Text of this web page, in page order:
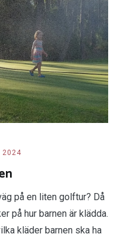
2024
på en liten golftur? Då
på hur barnen är klädda.
kläder barnen ska ha